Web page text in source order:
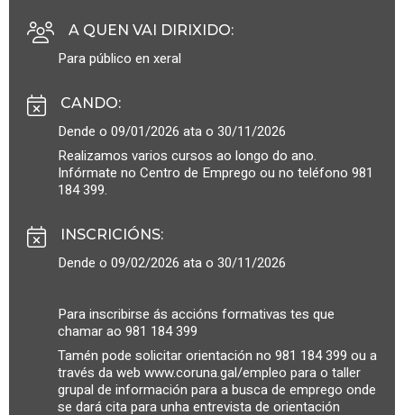
A QUEN VAI DIRIXIDO:
Para público en xeral
CANDO:
Dende o 09/01/2026 ata o 30/11/2026
Realizamos varios cursos ao longo do ano.
Infórmate no Centro de Emprego ou no teléfono 981
184 399.
INSCRICIÓNS:
Dende o 09/02/2026 ata o 30/11/2026
Para inscribirse ás accións formativas tes que
chamar ao 981 184 399
Tamén pode solicitar orientación no 981 184 399 ou a
través da web www.coruna.gal/empleo para o taller
grupal de información para a busca de emprego onde
se dará cita para unha entrevista de orientación